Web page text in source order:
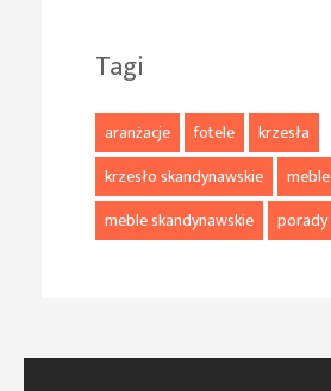
Tagi
aranżacje fotele
krzesła
krzesło skandynawskie
meble
meble skandynawskie
porady